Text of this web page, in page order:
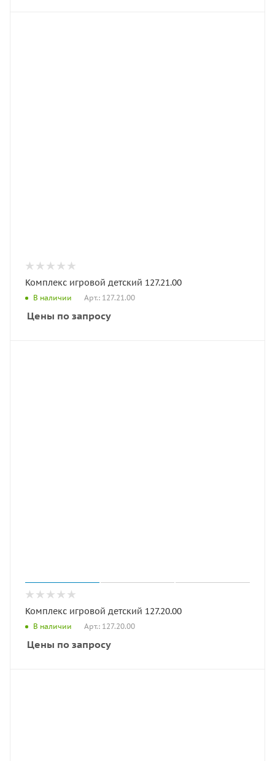
Комплекс игровой детский 127.21.00
В наличии Арт.: 127.21.00
Цены по запросу
Комплекс игровой детский 127.20.00
В наличии Арт.: 127.20.00
Цены по запросу